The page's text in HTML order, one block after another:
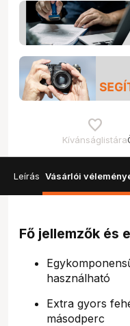
Kívánságlistára
Leírás Vásárlói
Fő jellemzők és
használható
Extra gyors
másodperc